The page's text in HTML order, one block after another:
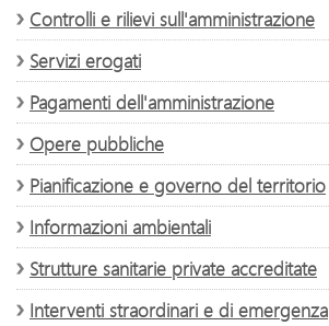
Controlli e rilievi sull'amministrazione
Servizi erogati
Pagamenti dell'amministrazione
Opere pubbliche
Pianificazione e governo del territorio
Informazioni ambientali
Strutture sanitarie private accreditate
Interventi straordinari e di emergenza